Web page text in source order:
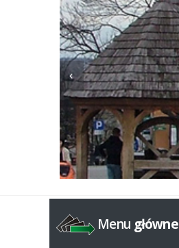
Poprzedni
Menu główne